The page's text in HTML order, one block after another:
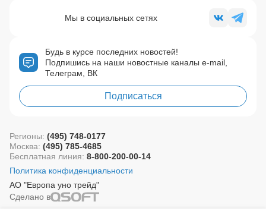
Будь в курсе последних новостей!
Подпишись на наши новостные каналы e-mail,
Телеграм, ВК
Подписаться
Мы в социальных сетях
АО "Европа уно трейд"
Регионы: (495) 748-0177
Москва: (495) 785-4685
Бесплатная линия: 8-800-200-00-14
Политика конфиденциальности
Сделано в